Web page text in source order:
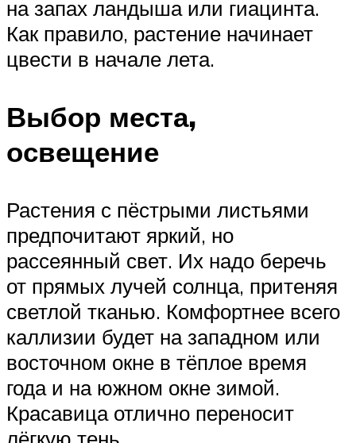
на запах ландыша или гиацинта.
Как правило, растение начинает
цвести в начале лета.
Выбор места,
освещение
Растения с пёстрыми листьями
предпочитают яркий, но
рассеянный свет. Их надо беречь
от прямых лучей солнца, притеняя
светлой тканью. Комфортнее всего
каллизии будет на западном или
восточном окне в тёплое время
года и на южном окне зимой.
Красавица отлично переносит